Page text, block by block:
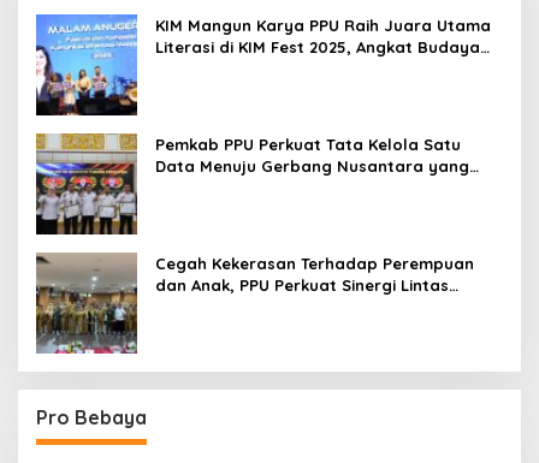
KIM Mangun Karya PPU Raih Juara Utama
Literasi di KIM Fest 2025, Angkat Budaya
Pemkab PPU Perkuat Tata Kelola Satu
Data Menuju Gerbang Nusantara yang
Cegah Kekerasan Terhadap Perempuan
dan Anak, PPU Perkuat Sinergi Lintas
Pro Bebaya